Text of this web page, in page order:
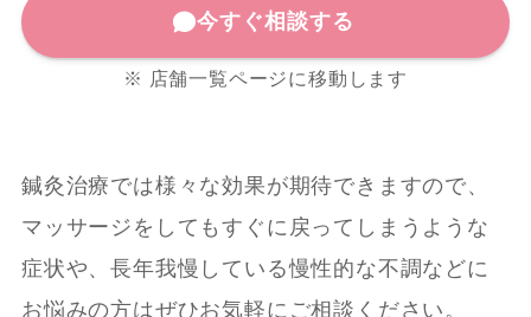
今すぐ相談する
※ 店舗一覧ページに移動します
鍼灸治療では様々な効果が期待できますので、
マッサージをしてもすぐに戻ってしまうような
症状や、長年我慢している慢性的な不調などに
お悩みの方はぜひお気軽にご相談ください。